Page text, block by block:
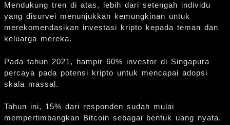
Mendukung tren di atas, lebih dari setengah individu
yang disurvei menunjukkan kemungkinan untuk
merekomendasikan investasi kripto kepada teman dan
keluarga mereka.
Pada tahun 2021, hampir 60% investor di Singapura
percaya pada potensi kripto untuk mencapai adopsi
skala massal.
Tahun ini, 15% dari responden sudah mulai
mempertimbangkan Bitcoin sebagai bentuk uang nyata.